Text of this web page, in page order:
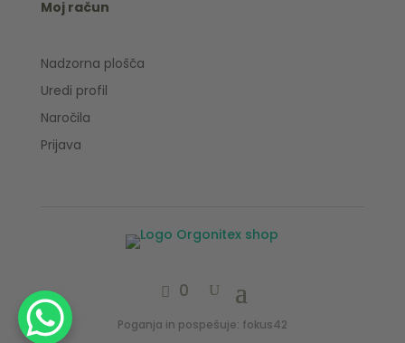
Moj račun
Nadzorna plošča
Uredi profil
Naročila
Prijava
0
Poganja in pospešuje: fokus42